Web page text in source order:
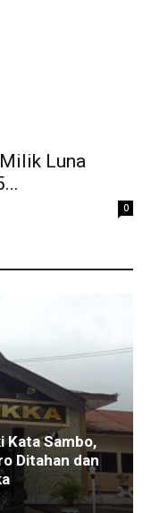
Luna
0
Kata Sambo,
Ditahan dan